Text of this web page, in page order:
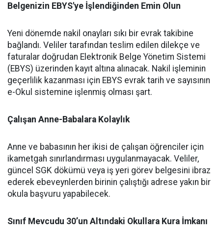
Belgenizin EBYS'ye İşlendiğinden Emin Olun
Yeni dönemde nakil onayları sıkı bir evrak takibine
bağlandı. Veliler tarafından teslim edilen dilekçe ve
faturalar doğrudan Elektronik Belge Yönetim Sistemi
(EBYS) üzerinden kayıt altına alınacak. Nakil işleminin
geçerlilik kazanması için EBYS evrak tarih ve sayısının
e-Okul sistemine işlenmiş olması şart.
Çalışan Anne-Babalara Kolaylık
Anne ve babasının her ikisi de çalışan öğrenciler için
ikametgah sınırlandırması uygulanmayacak. Veliler,
güncel SGK dökümü veya iş yeri görev belgesini ibraz
ederek ebeveynlerden birinin çalıştığı adrese yakın bir
okula başvuru yapabilecek.
Sınıf Mevcudu 30’un Altındaki Okullara Kura İmkanı